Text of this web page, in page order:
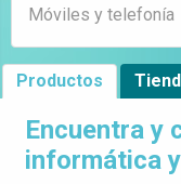
Móviles y telefonía
Productos
Encuentra y
informática